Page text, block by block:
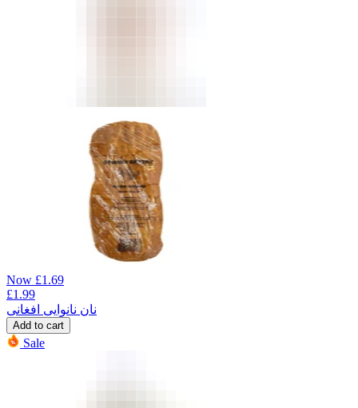
Now £1.69
£1.99
نان نانوایی افغانی
Add to cart
Sale